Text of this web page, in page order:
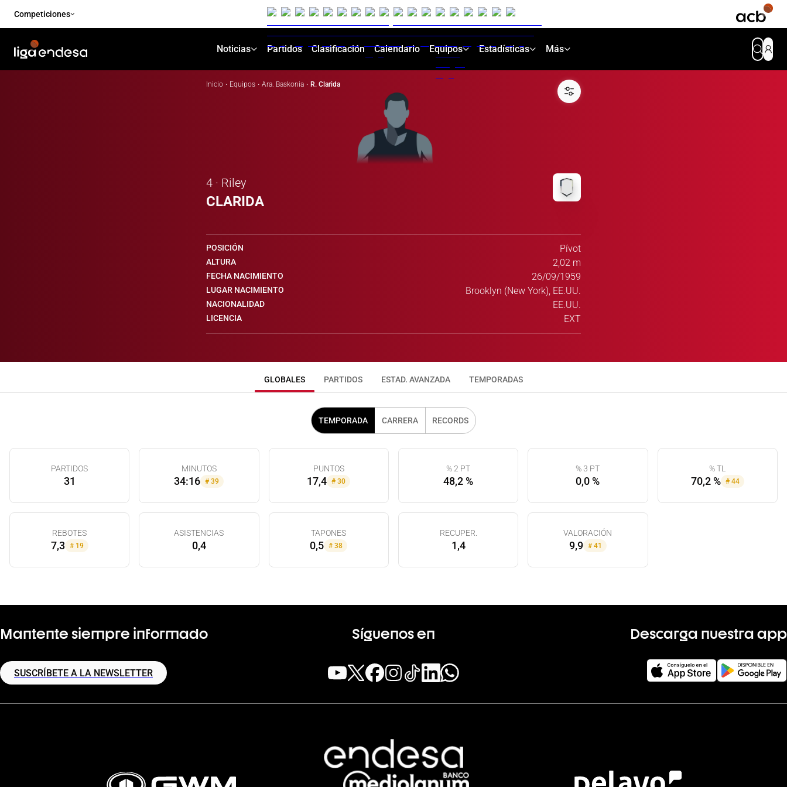
Competiciones
Noticias Partidos Clasificación Calendario Equipos Estadísticas Más
Inicio · Equipos · Ara. Baskonia · R. Clarida
4 · Riley
CLARIDA
POSICIÓN Pívot
ALTURA 2,02 m
FECHA NACIMIENTO 26/09/1959
LUGAR NACIMIENTO Brooklyn (New York), EE.UU.
NACIONALIDAD EE.UU.
LICENCIA EXT
GLOBALES PARTIDOS ESTAD. AVANZADA TEMPORADAS
TEMPORADA CARRERA RECORDS
PARTIDOS
31
MINUTOS
34:16 #39
PUNTOS
17,4 #30
% 2 PT
48,2 %
% 3 PT
0,0 %
% TL
70,2 % # 44
REBOTES
7,3 # 19
ASISTENCIAS
0,4
TAPONES
0,5 #38
RECUPER.
1,4
VALORACIÓN
9,9 # 41
Mantente siempre informado
SUSCRÍBETE A LA NEWSLETTER
Síguenos en Descarga nuestra app